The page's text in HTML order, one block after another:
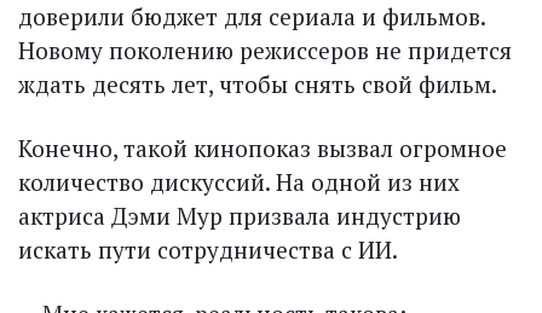
доверили бюджет для сериала и фильмов.
Новому поколению режиссеров не придется
ждать десять лет, чтобы снять свой фильм.
Конечно, такой кинопоказ вызвал огромное
количество дискуссий. На одной из них
актриса Дэми Мур призвала индустрию
искать пути сотрудничества с ИИ.